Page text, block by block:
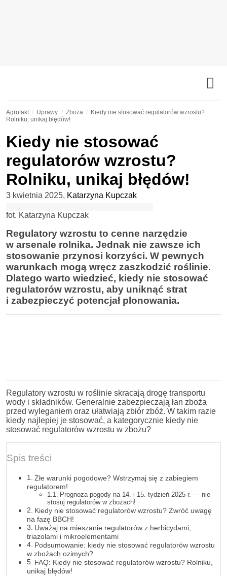
Agrofakt Uprawy Zboża
Kiedy nie stosować regulatorów wzrostu?
Rolniku, unikaj błędów!
Kiedy nie stosować
regulatorów wzrostu?
Rolniku, unikaj błędów!
3 kwietnia 2025, Katarzyna Kupczak
fot. Katarzyna Kupczak
Regulatory wzrostu to cenne narzędzie
w arsenale rolnika. Jednak nie zawsze ich
stosowanie przynosi korzyści. W pewnych
warunkach mogą wręcz zaszkodzić roślinie.
Dlatego warto wiedzieć, kiedy nie stosować
regulatorów wzrostu, aby uniknąć strat
i zabezpieczyć potencjał plonowania.
Regulatory wzrostu w roślinie skracają drogę transportu
wody i składników. Generalnie zabezpieczają łan zboża
przed wyleganiem oraz ułatwiają zbiór zbóż. W takim razie
kiedy najlepiej je stosować, a kategorycznie kiedy nie
stosować regulatorów wzrostu w zbożu?
Spis treści
Złe warunki pogodowe? Wstrzymaj się z zabiegiem
regulatorem!
Prognoza pogody na 14. i 15. tydzień 2025 r. — nie
stosuj regulatorów w zbożach!
Kiedy nie stosować regulatorów wzrostu? Zwróć uwagę
na fazę BBCH!
Uważaj na mieszanie regulatorów z herbicydami,
triazolami i mikroelementami
Podsumowanie: kiedy nie stosować regulatorów wzrostu
w zbożach ozimych?
FAQ: Kiedy nie stosować regulatorów wzrostu? Rolniku,
unikaj błędów!